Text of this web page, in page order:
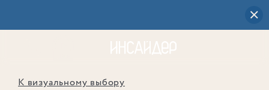
К визуальному выбору